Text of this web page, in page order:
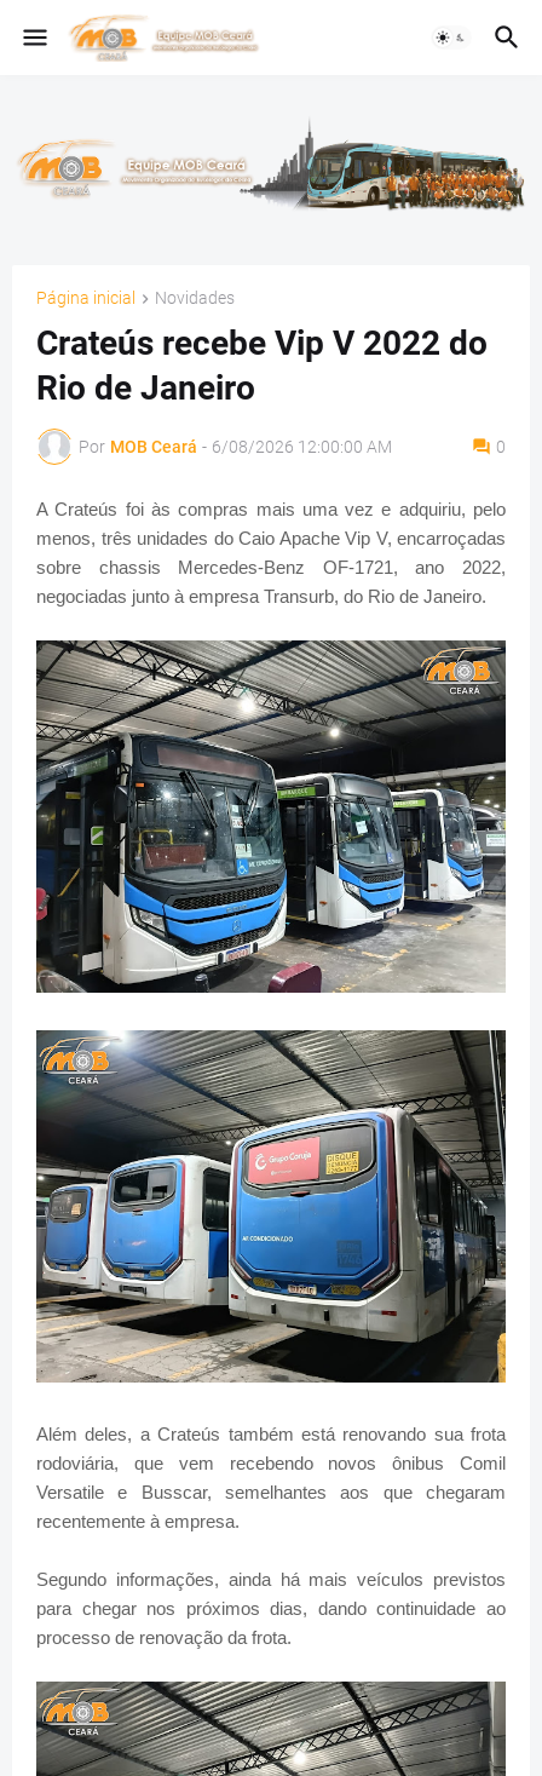
Página inicial Novidades
Crateús recebe Vip V 2022 do
Rio de Janeiro
Por MOB Ceará - 6/08/2026 12:00:00 AM 0
A Crateús foi às compras mais uma vez e adquiriu, pelo
menos, três unidades do Caio Apache Vip V, encarroçadas
sobre chassis Mercedes-Benz OF-1721, ano 2022,
negociadas junto à empresa Transurb, do Rio de Janeiro.
Além deles, a Crateús também está renovando sua frota
rodoviária, que vem recebendo novos ônibus Comil
Versatile e Busscar, semelhantes aos que chegaram
recentemente à empresa.
Segundo informações, ainda há mais veículos previstos
para chegar nos próximos dias, dando continuidade ao
processo de renovação da frota.